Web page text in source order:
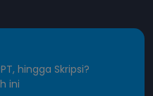
hingga Skripsi?
ini